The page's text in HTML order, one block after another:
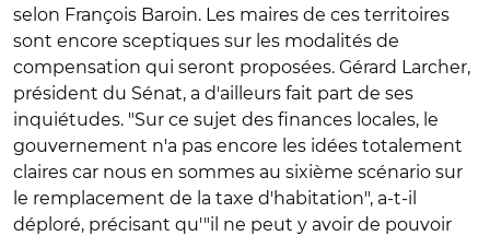
selon François Baroin. Les maires de ces territoires
sont encore sceptiques sur les modalités de
compensation qui seront proposées. Gérard Larcher,
président du Sénat, a d'ailleurs fait part de ses
inquiétudes. "Sur ce sujet des finances locales, le
gouvernement n'a pas encore les idées totalement
claires car nous en sommes au sixième scénario sur
le remplacement de la taxe d'habitation", a-t-il
déploré, précisant qu'"il ne peut y avoir de pouvoir